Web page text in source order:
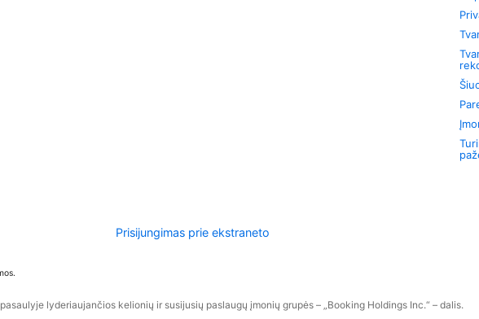
Prisijungimas prie ekstraneto
lyderiaujančios kelionių ir susijusių paslaugų įmonių grupės – „Booking Holdings Inc.“ – dalis.